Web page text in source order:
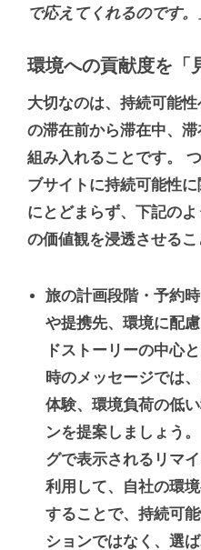
で応えてくれるのです。
環境への貢献度を「
大切なのは、持続可能
の滞在前から滞在中、
組み入れることです。
ブサイトに持続可能性
にとどまらず、下記の
の価値観を浸透させるこ
旅の計画段階・予約
や提携先、環境に配
ドストーリーの中心
時のメッセージでは
体験、環境負荷の低
ンを提案しましょう
グで表示されるリマ
利用して、自社の環
することで、持続可
ションではなく、選